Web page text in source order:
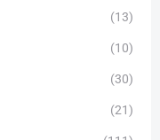
(13)
(10)
(30)
(21)